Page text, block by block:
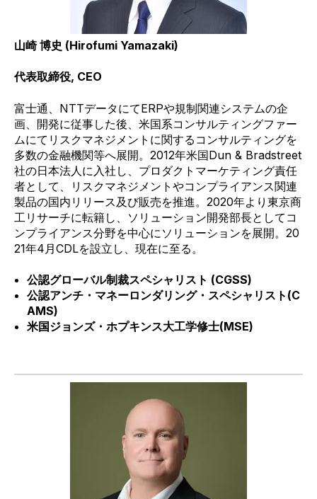
山崎 博史 (Hirofumi Yamazaki)
代表取締役, CEO
富士通、 NTTデータにてERPや規制関連システムの企
画、開発に従事した後、米国系コンサルティングファー
ムにてリスクマネジメントに関するコンサルティングを
多数の金融機関等へ展開。 2012年米国Dun & Bradstreet
社の日本法人に入社し、プロダクトマーケティング責任
者として、リスクマネジメントやコンプライアンス関連
製品の国内リリース及び販売を推進。 2020年より東京商
工リサーチに転籍し、ソリューション開発部長としてコ
ンプライアンス分野を中心にソリューションを展開。 20
21年4 月CDLを設立し、現在に至る。
公認グローバル制裁スペシャリスト (CGSS)
公認アンチ・マネーロンダリング・スペシャリスト (C
AMS)
米国ジョンズ・ホプキンス大工学修士(MSE)